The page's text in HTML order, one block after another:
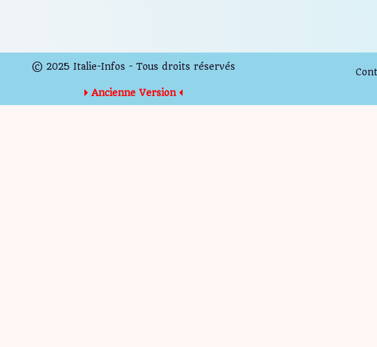
© 2025 Italie-Infos - Tous droits réservés
Ancienne Version